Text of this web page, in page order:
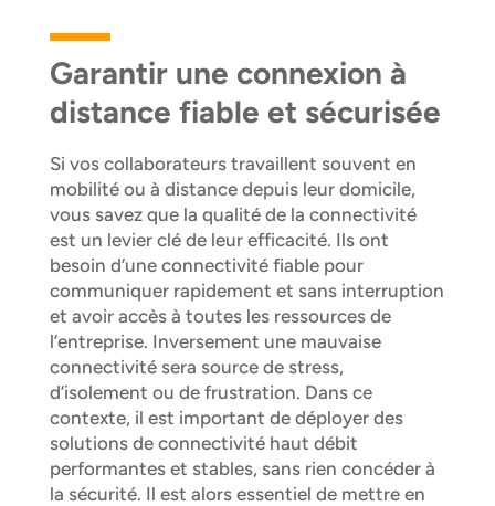
Garantir une connexion à
distance fiable et sécurisée
Si vos collaborateurs travaillent souvent en
mobilité ou à distance depuis leur domicile,
vous savez que la qualité de la connectivité
est un levier clé de leur efficacité. Ils ont
besoin d’une connectivité fiable pour
communiquer rapidement et sans interruption
et avoir accès à toutes les ressources de
l’entreprise. Inversement une mauvaise
connectivité sera source de stress,
d’isolement ou de frustration. Dans ce
contexte, il est important de déployer des
solutions de connectivité haut débit
performantes et stables, sans rien concéder à
la sécurité. Il est alors essentiel de mettre en